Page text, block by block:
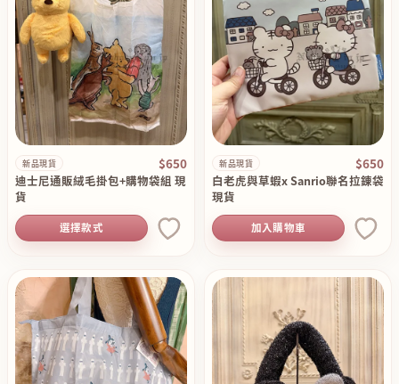
新品現貨 $650
迪士尼通販絨毛掛包+購物袋組 現
貨
選擇款式
新品現貨 $650
白老虎與草蝦x Sanrio聯名拉錬袋
現貨
加入購物車